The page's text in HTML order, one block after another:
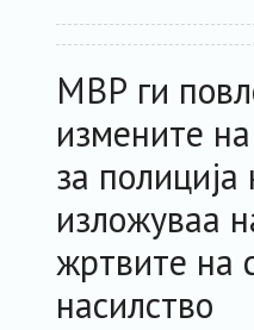
МВР ги
измените
за полиција
изложуваа
жртвите на
насилство